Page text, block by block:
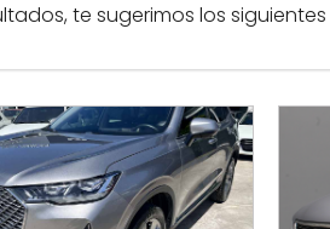
te sugerimos los